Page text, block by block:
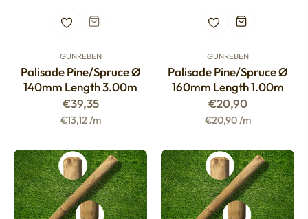
GUNREBEN
Palisade Pine/spruce Ø
140mm Length 3.00m
Regular
price
€39,35
€13,12 /m
GUNREBEN
Palisade Pine/spruce Ø
160mm Length 1.00m
Regular
price
€20,90
€20,90 /m